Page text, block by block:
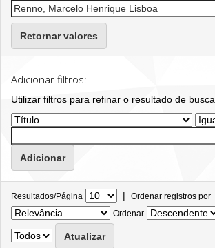
Retornar valores
Adicionar filtros:
Utilizar filtros para refinar o resultado de busca.
Resultados/Página | Ordenar registros por
Ordenar